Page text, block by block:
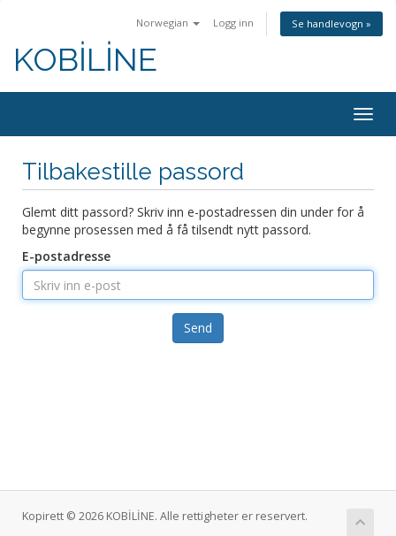
Norwegian Logg inn Se handlevogn »
KOBİLİNE
Bytt
Tilbakestille passord
Glemt ditt passord? Skriv inn e-postadressen din under for å
begynne prosessen med å få tilsendt nytt passord.
E-postadresse
Send
Kopirett © 2026 KOBİLİNE. Alle rettigheter er reservert.